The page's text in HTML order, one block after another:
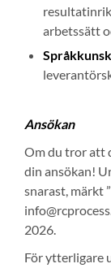
arbetssätt
Ansökan
Om du tror att
din ansökan!
snarast, märkt
2026.
För ytterligare